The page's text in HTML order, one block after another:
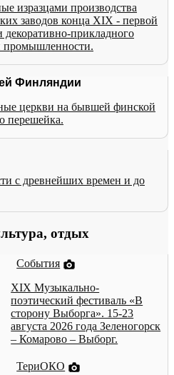
изразцами производства
заводов конца XIX - первой
прикладного
промышленности.
Финляндии
церкви на бывшей финской
перешейка.
с древнейших времен и до
отдых
События
XIX Музыкально-
поэтический фестиваль «В
сторону Выборга». 15-23
августа 2026 года Зеленогорск
– Комарово – Выборг.
ТериОКО